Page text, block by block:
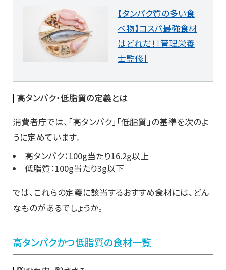
【タンパク質の多い食
べ物】コスパ最強食材
はどれだ！［管理栄養
士監修］
高タンパク・低脂質の定義とは
消費者庁では、「高タンパク」「低脂質」の基準を次のよ
うに定めています。
高タンパク：100g当たり16.2g以上
低脂質：100g当たり3g以下
では、これらの定義に該当するおすすめ食材には、どん
なものがあるでしょうか。
高タンパクかつ低脂質の食材一覧